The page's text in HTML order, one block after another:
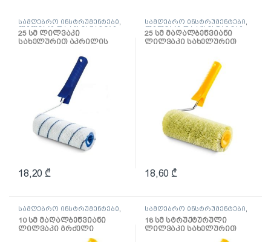
სამღებრო ინსტრუმენტები
ლილვაკი და აქსესუარები
25 სმ ლილვაკი
სახელურით აკრილის
18,20 ₾
სამღებრო ინსტრუმენტები
ლილვაკი და აქსესუარები
25 სმ მაღალბეწვიანი
ლილვაკი სახელურით
18,60 ₾
სამღებრო ინსტრუმენტები
ლილვაკი და აქსესუარები
10 სმ მაღალბეწვიანი
ლილვაკი გრძელი
სახელურით Hardex
სამღებრო ინსტრუმენტები
ლილვაკი და აქსესუარები
18 სმ სტრუქტურული
ლილვაკი სახელურით